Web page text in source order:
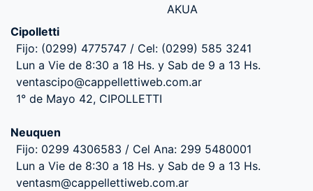
AKUA
Cipolletti
Fijo: (0299) 4775747 / Cel: (0299) 585 3241
Lun a Vie de 8:30 a 18 Hs. y Sab de 9 a 13 Hs.
ventascipo@cappellettiweb.com.ar
1° de Mayo 42, CIPOLLETTI
Neuquen
Fijo: 0299 4306583 / Cel Ana: 299 5480001
Lun a Vie de 8:30 a 18 Hs. y Sab de 9 a 13 Hs.
ventasm@cappellettiweb.com.ar